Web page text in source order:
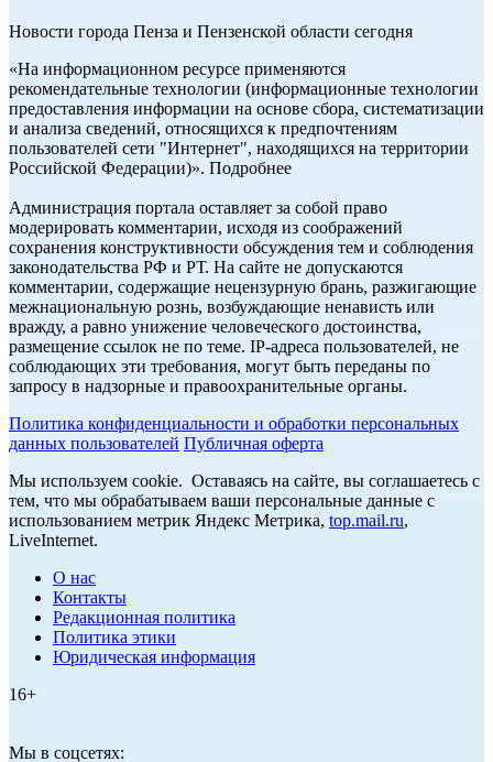
Новости города Пенза и Пензенской области сегодня
«На информационном ресурсе применяются
рекомендательные технологии (информационные технологии
предоставления информации на основе сбора, систематизации
и анализа сведений, относящихся к предпочтениям
пользователей сети "Интернет", находящихся на территории
Российской Федерации)». Подробнее
Администрация портала оставляет за собой право
модерировать комментарии, исходя из соображений
сохранения конструктивности обсуждения тем и соблюдения
законодательства РФ и РТ. На сайте не допускаются
комментарии, содержащие нецензурную брань, разжигающие
межнациональную рознь, возбуждающие ненависть или
вражду, а равно унижение человеческого достоинства,
размещение ссылок не по теме. IP-адреса пользователей, не
соблюдающих эти требования, могут быть переданы по
запросу в надзорные и правоохранительные органы.
Политика конфиденциальности и обработки персональных
данных пользователей Публичная оферта
Мы используем cookie. Оставаясь на сайте, вы соглашаетесь с
тем, что мы обрабатываем ваши персональные данные с
использованием метрик Яндекс Метрика, top.mail.ru,
LiveInternet.
О нас
Контакты
Редакционная политика
Политика этики
Юридическая информация
16+
Мы в соцсетях: